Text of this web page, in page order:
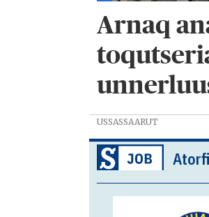
Arnaq
USSASSAARUT